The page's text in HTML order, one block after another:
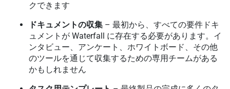
クできます
ドキュメントの収集 – 最初から、すべての要件ドキ
ュメントが Waterfall に存在する必要があります。イ
ンタビュー、アンケート、ホワイトボード、その他
のツールを通じて収集するための専用チームがある
かもしれません